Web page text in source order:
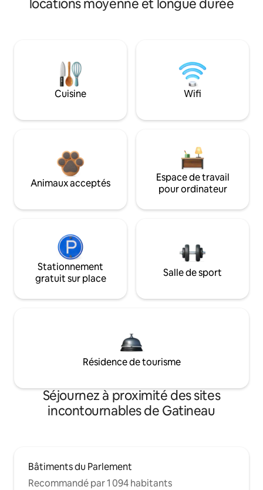
locations moyenne et longue durée
Cuisine Wifi
Animaux acceptés
Espace de travail
pour ordinateur
Stationnement
gratuit sur place
Salle de sport
Résidence de tourisme
Séjournez à proximité des sites
incontournables de Gatineau
Bâtiments du Parlement
Recommandé par 1 094 habitants